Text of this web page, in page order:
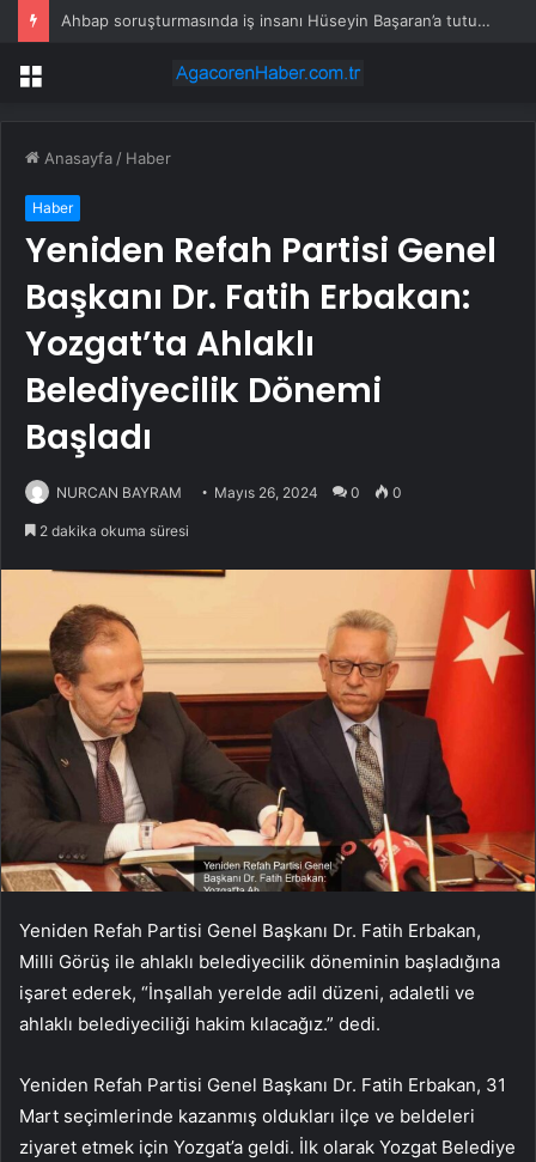
Ahbap soruşturmasında iş insanı Hüseyin Başaran’a tutuklama talebi
Menü
Anasayfa / Haber
Haber
Yeniden Refah Partisi Genel
Başkanı Dr. Fatih Erbakan:
Yozgat’ta Ahlaklı
Belediyecilik Dönemi
Başladı
NURCAN BAYRAM Mayıs 26, 2024 0 0
2 dakika okuma süresi
Yeniden Refah Partisi Genel Başkanı Dr. Fatih Erbakan,
Milli Görüş ile ahlaklı belediyecilik döneminin başladığına
işaret ederek, “İnşallah yerelde adil düzeni, adaletli ve
ahlaklı belediyeciliği hakim kılacağız.” dedi.
Yeniden Refah Partisi Genel Başkanı Dr. Fatih Erbakan, 31
Mart seçimlerinde kazanmış oldukları ilçe ve beldeleri
ziyaret etmek için Yozgat’a geldi. İlk olarak Yozgat Belediye